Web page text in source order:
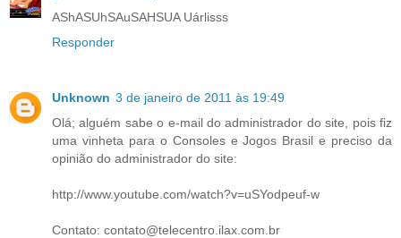
AShASUhSAuSAHSUA Uárlisss
Responder
Unknown 3 de janeiro de 2011 às 19:49
Olá; alguém sabe o e-mail do administrador do site, pois fiz
uma vinheta para o Consoles e Jogos Brasil e preciso da
opinião do administrador do site:
http://www.youtube.com/watch?v=uSYodpeuf-w
Contato: contato@telecentro.ilax.com.br